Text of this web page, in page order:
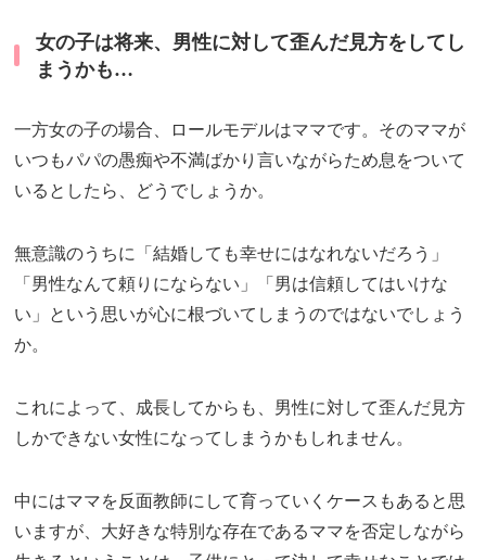
女の子は将来、男性に対して歪んだ見方をしてし
まうかも…
一方女の子の場合、ロールモデルはママです。そのママが
いつもパパの愚痴や不満ばかり言いながらため息をついて
いるとしたら、どうでしょうか。
無意識のうちに「結婚しても幸せにはなれないだろう」
「男性なんて頼りにならない」「男は信頼してはいけな
い」という思いが心に根づいてしまうのではないでしょう
か。
これによって、成長してからも、男性に対して歪んだ見方
しかできない女性になってしまうかもしれません。
中にはママを反面教師にして育っていくケースもあると思
いますが、大好きな特別な存在であるママを否定しながら